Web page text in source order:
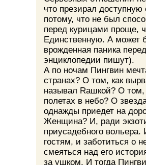
что презирал
потому, что не был
перед курицами проще,
Единственную. А может
врожденная паника
энциклопедии пишут).
А по ночам Пингвин
странах? О том, как
называл Rашкой? О
полетах в небо? О
однажды приедет на
Женщина? И, ради
приусадебного вольера.
гостям, и заботиться о
смеяться над его
за ушком. И тогда